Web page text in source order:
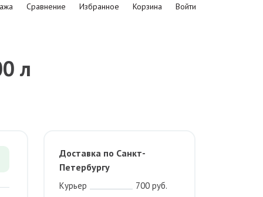
Сравнение Избранное Корзина Войти
л
Доставка по Санкт-
Петербургу
Курьер
700 руб.